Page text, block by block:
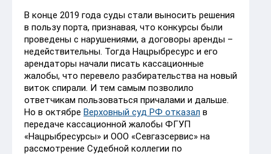
В конце 2019 года суды стали выносить решения
в пользу порта, признавая, что конкурсы были
проведены с нарушениями, а договоры аренды –
недействительны. Тогда Нацрыбресурс и его
арендаторы начали писать кассационные
жалобы, что перевело разбирательства на новый
виток спирали. И тем самым позволило
ответчикам пользоваться причалами и дальше.
Но в октябре Верховный суд РФ отказал в
передаче кассационной жалобы ФГУП
«Нацрыбресурсы» и ООО «Севгазсервис» на
рассмотрение Судебной коллегии по